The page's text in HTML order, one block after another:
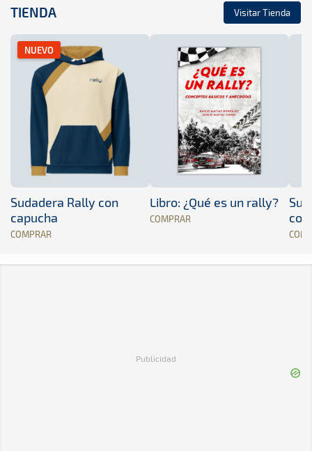
TIENDA Visitar Tienda
NUEVO
Sudadera Rally con
capucha
COMPRAR
Libro: ¿Qué es un rally?
COMPRAR
Publicidad